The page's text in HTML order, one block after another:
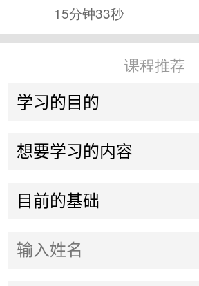
15分钟33秒
课程推荐